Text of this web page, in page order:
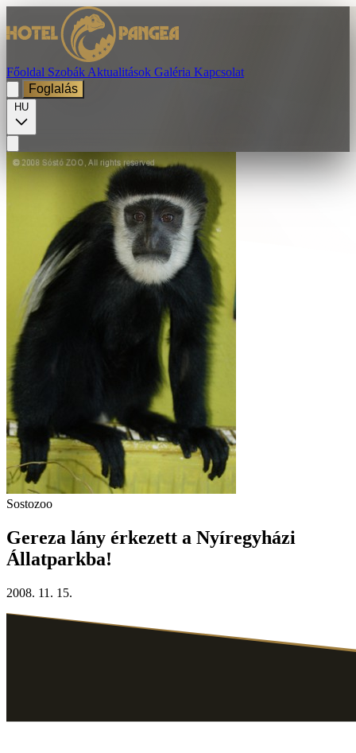
Főoldal Szobák Aktualitások Galéria Kapcsolat
Foglalás
HU
Sostozoo
Gereza lány érkezett a Nyíregyházi
Állatparkba!
2008. 11. 15.